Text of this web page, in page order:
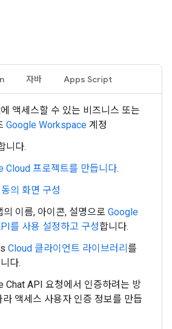
자바 Apps Script
에 액세스할 수 있는 비즈니스 또는
Google Workspace 계정
니다.
Cloud 프로젝트를 만듭니다.
의 화면 구성
의 이름, 아이콘, 설명으로 Google
를 사용 설정하고 구성합니다.
Cloud 클라이언트 라이브러리 를
다.
Chat API 요청에서 인증하려는 방
라 액세스 사용자 인증 정보를 만듭